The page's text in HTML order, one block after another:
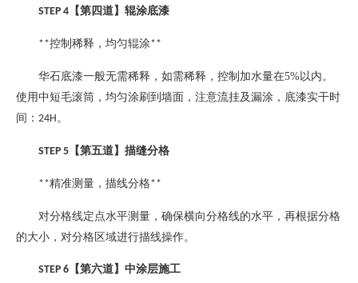
STEP 4 【第四道】辊涂底漆
**控制稀释，均匀辊涂**
华石底漆一般无需稀释，如需稀释，控制加水量在5%以内。
使用中短毛滚筒，均匀涂刷到墙面，注意流挂及漏涂，底漆实干时
间： 24H。
STEP 5 【第五道】描缝分格
**精准测量，描线分格**
对分格线定点水平测量，确保横向分格线的水平，再根据分格
的大小，对分格区域进行描线操作。
STEP 6 【第六道】中涂层施工